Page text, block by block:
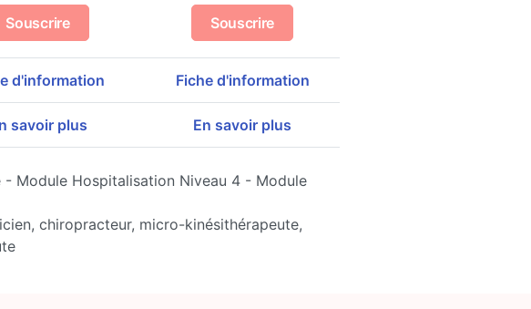
Souscrire Souscrire
d'information Fiche d'information
savoir plus En savoir plus
Module Hospitalisation Niveau 4 - Module
chiropracteur, micro-kinésithérapeute,